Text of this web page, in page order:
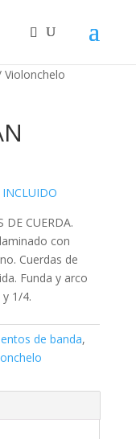
Violonchelo
INCLUIDO
CUERDA.
con
Cuerdas de
Funda y arco
1/4.
de banda,